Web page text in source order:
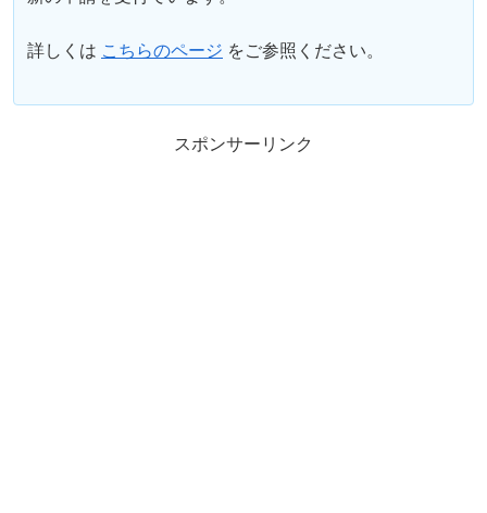
詳しくは こちらのページ をご参照ください。
スポンサーリンク